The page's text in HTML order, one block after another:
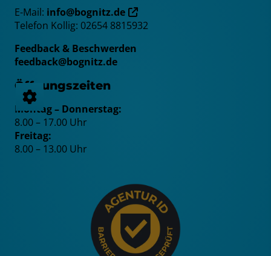
E-Mail: info@bognitz.de
Telefon Kollig: 02654 8815932
Feedback & Beschwerden
feedback@bognitz.de
Öffnungszeiten
Montag – Donnerstag:
8.00 – 17.00 Uhr
Freitag:
8.00 – 13.00 Uhr